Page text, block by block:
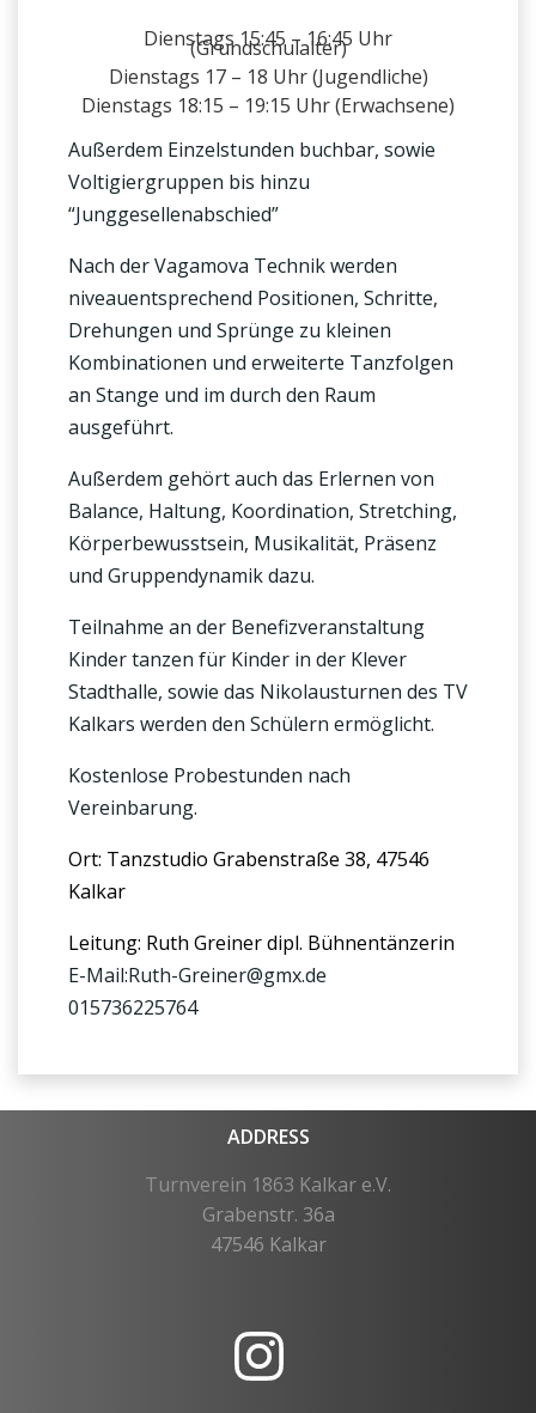
Dienstags 15:45 – 16:45 Uhr
(Grundschulalter)
Dienstags 17 – 18 Uhr (Jugendliche)
Dienstags 18:15 – 19:15 Uhr (Erwachsene)
Außerdem Einzelstunden buchbar, sowie
Voltigiergruppen bis hinzu
“Junggesellenabschied”
Nach der Vagamova Technik werden
niveauentsprechend Positionen, Schritte,
Drehungen und Sprünge zu kleinen
Kombinationen und erweiterte Tanzfolgen
an Stange und im durch den Raum
ausgeführt.
Außerdem gehört auch das Erlernen von
Balance, Haltung, Koordination, Stretching,
Körperbewusstsein, Musikalität, Präsenz
und Gruppendynamik dazu.
Teilnahme an der Benefizveranstaltung
Kinder tanzen für Kinder in der Klever
Stadthalle, sowie das Nikolausturnen des TV
Kalkars werden den Schülern ermöglicht.
Kostenlose Probestunden nach
Vereinbarung.
Ort: Tanzstudio Grabenstraße 38, 47546
Kalkar
Leitung: Ruth Greiner dipl. Bühnentänzerin
E-Mail:Ruth-Greiner@gmx.de
015736225764
ADDRESS
Turnverein 1863 Kalkar e.V.
Grabenstr. 36a
47546 Kalkar